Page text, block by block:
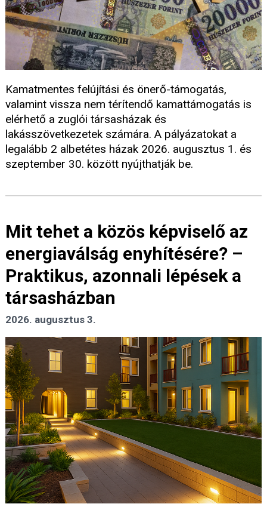
Kamatmentes felújítási és önerő-támogatás,
valamint vissza nem térítendő kamattámogatás is
elérhető a zuglói társasházak és
lakásszövetkezetek számára. A pályázatokat a
legalább 2 albetétes házak 2026. augusztus 1. és
szeptember 30. között nyújthatják be.
Mit tehet a közös képviselő az
energiaválság enyhítésére? –
Praktikus, azonnali lépések a
társasházban
2026. augusztus 3.